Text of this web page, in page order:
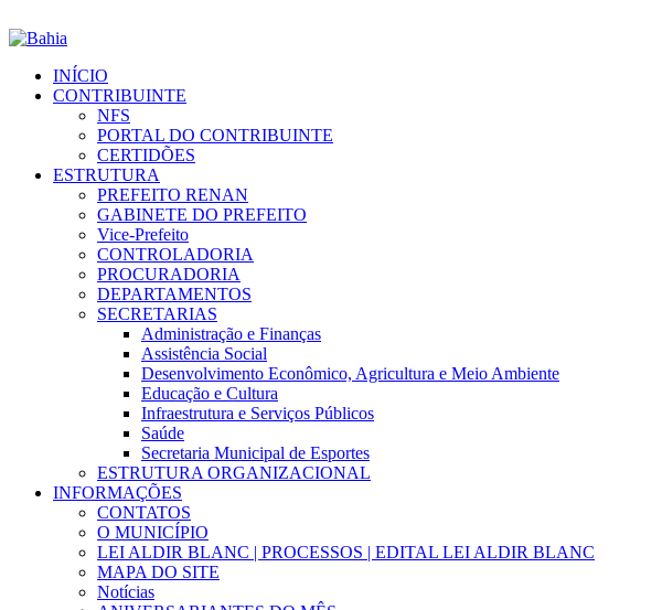
INÍCIO
CONTRIBUINTE
NFS
PORTAL DO CONTRIBUINTE
CERTIDÕES
ESTRUTURA
PREFEITO RENAN
GABINETE DO PREFEITO
Vice-Prefeito
CONTROLADORIA
PROCURADORIA
DEPARTAMENTOS
SECRETARIAS
Administração e Finanças
Assistência Social
Desenvolvimento Econômico, Agricultura e Meio Ambiente
Educação e Cultura
Infraestrutura e Serviços Públicos
Saúde
Secretaria Municipal de Esportes
ESTRUTURA ORGANIZACIONAL
INFORMAÇÕES
CONTATOS
O MUNICÍPIO
LEI ALDIR BLANC | PROCESSOS | EDITAL LEI ALDIR BLANC
MAPA DO SITE
Notícias